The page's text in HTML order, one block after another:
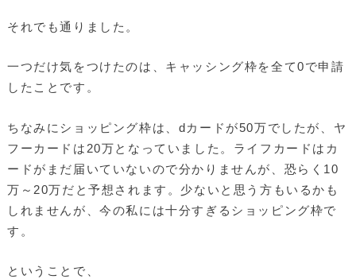
それでも通りました。
一つだけ気をつけたのは、キャッシング枠を全て0で申請
したことです。
ちなみにショッピング枠は、dカードが50万でしたが、ヤ
フーカードは20万となっていました。ライフカードはカ
ードがまだ届いていないので分かりませんが、恐らく10
万～20万だと予想されます。少ないと思う方もいるかも
しれませんが、今の私には十分すぎるショッピング枠で
す。
ということで、